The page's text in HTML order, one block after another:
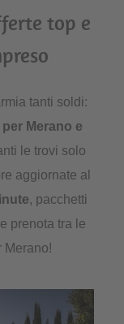
top e
tanti soldi:
Merano e
le trovi solo
aggiornate al
, pacchetti
prenota tra le
Merano!